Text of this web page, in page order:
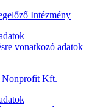
Intézmény
vonatkozó adatok
Nonprofit Kft.